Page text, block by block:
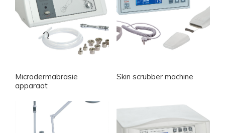
Microdermabrasie
apparaat
Skin scrubber machine